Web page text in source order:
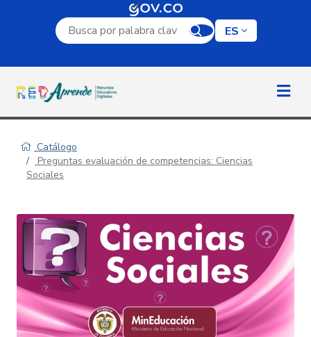
Campo de búsqueda por palabra clave
ES
Catálogo
Preguntas evaluación de competencias: Ciencias
Sociales